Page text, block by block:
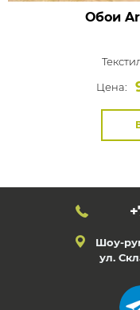
Обои
Цена:
Шоу-
ул.